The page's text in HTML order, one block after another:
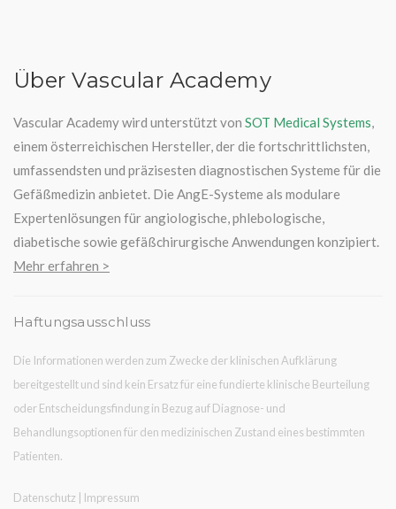
Über Vascular Academy
Vascular Academy wird unterstützt von SOT Medical Systems,
einem österreichischen Hersteller, der die fortschrittlichsten,
umfassendsten und präzisesten diagnostischen Systeme für die
Gefäßmedizin anbietet. Die AngE-Systeme als modulare
Expertenlösungen für angiologische, phlebologische,
diabetische sowie gefäßchirurgische Anwendungen konzipiert.
Mehr erfahren >
Haftungsausschluss
Die Informationen werden zum Zwecke der klinischen Aufklärung
bereitgestellt und sind kein Ersatz für eine fundierte klinische Beurteilung
oder Entscheidungsfindung in Bezug auf Diagnose- und
Behandlungsoptionen für den medizinischen Zustand eines bestimmten
Patienten.
Datenschutz Impressum